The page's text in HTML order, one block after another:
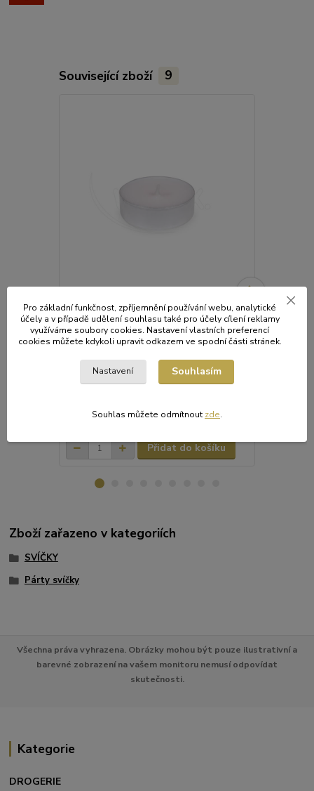
Související zboží 9
Svíčka čajová JUMBO Ø 58 mm, 10 h. [20 ks]
Velká čajová svíčka v bílé barvě,
neparfémovaná. Délka hoření je 10 hodin
179 Kč/bal.
Přidat do košíku
Svíčka
Standardní
Zboží zařazeno v kategoriích
SVÍČKY
Párty svíčky
Všechna práva vyhrazena. Obrázky mohou být pouze ilustrativní a
barevné zobrazení na vašem monitoru nemusí odpovídat
skutečnosti.
Kategorie
DROGERIE
Pro základní funkčnost, zpříjemnění používání webu, analytické
účely a v případě udělení souhlasu také pro účely cílení reklamy
využíváme soubory cookies. Nastavení vlastních preferencí
cookies můžete kdykoli upravit odkazem ve spodní části stránek.
Nastavení Souhlasím
Souhlas můžete odmítnout zde.